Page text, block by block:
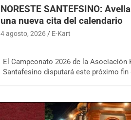
NORESTE SANTEFSINO:
una nueva cita del calendario
4 agosto, 2026 E-Kart
El Campeonato 2026 de la Asociación
Santafesino disputará este próximo fin